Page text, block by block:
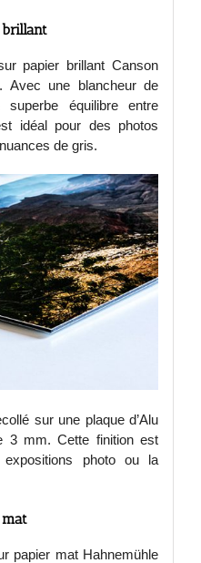
papier brillant Canson
Avec une blancheur de
équilibre entre
idéal pour des photos
de gris.
sur une plaque d’Alu
3 mm. Cette finition est
photo ou la
papier mat Hahnemühle